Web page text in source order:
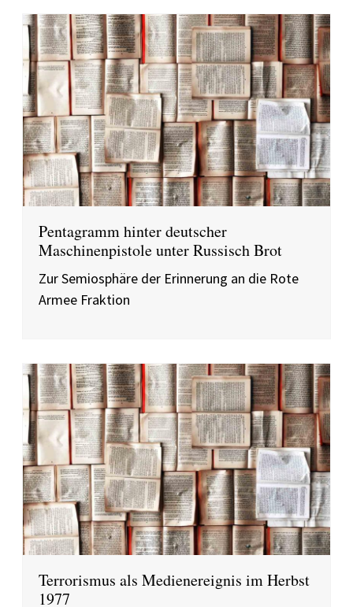
Pentagramm hinter deutscher
Maschinenpistole unter Russisch Brot
Zur Semiosphäre der Erinnerung an die Rote
Armee Fraktion
Terrorismus als Medienereignis im Herbst
1977